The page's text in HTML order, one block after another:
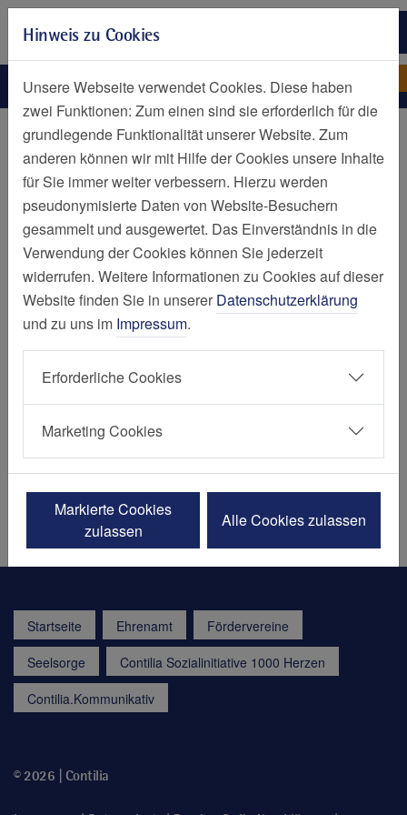
Zur Hauptnavigation springen
Zum Seiteninhalt springen
Zum Seitenende springen
Kleine-Möllhoff-Thomas
Contilia Technik und Bau gGmbH
Personen
Thomas Kleine-Möllhoff
Contilia Technik und Bau gGmbH
Medizintechnik-Bereichsleiter
Huttropstr. 58
E-Mail senden
Besuchen
Startseite Ehrenamt
Fördervereine
Seelsorge
Contilia Sozialinitiative 1000 Herzen
Contilia.Kommunikativ
© 2026 | Contilia
Hinweis zu Cookies
Unsere Webseite verwendet Cookies. Diese haben
zwei Funktionen: Zum einen sind sie erforderlich für die
grundlegende Funktionalität unserer Website. Zum
anderen können wir mit Hilfe der Cookies unsere Inhalte
für Sie immer weiter verbessern. Hierzu werden
pseudonymisierte Daten von Website-Besuchern
gesammelt und ausgewertet. Das Einverständnis in die
Verwendung der Cookies können Sie jederzeit
widerrufen. Weitere Informationen zu Cookies auf dieser
Website finden Sie in unserer Datenschutzerklärung
und zu uns im Impressum.
Erforderliche Cookies
Marketing Cookies
Markierte Cookies
zulassen
Alle Cookies zulassen